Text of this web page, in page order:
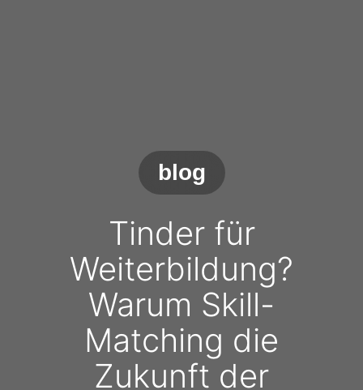
blog
Tinder für
Weiterbildung?
Warum Skill-
Matching die
Zukunft der